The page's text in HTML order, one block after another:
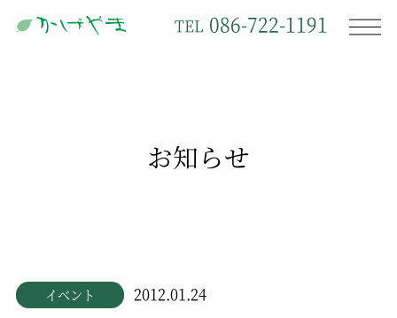
TEL 086-722-1191
お知らせ
イベント 2012.01.24